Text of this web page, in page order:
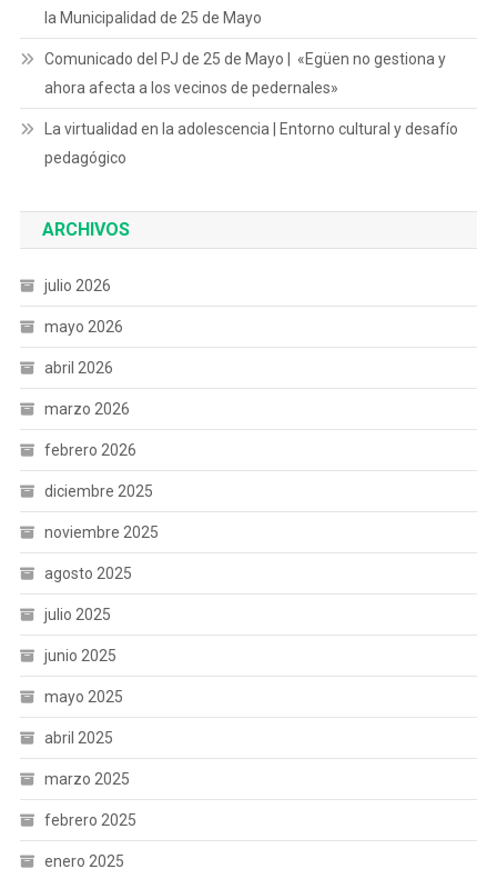
la Municipalidad de 25 de Mayo
Comunicado del PJ de 25 de Mayo | «Egüen no gestiona y
ahora afecta a los vecinos de pedernales»
La virtualidad en la adolescencia | Entorno cultural y desafío
pedagógico
ARCHIVOS
julio 2026
mayo 2026
abril 2026
marzo 2026
febrero 2026
diciembre 2025
noviembre 2025
agosto 2025
julio 2025
junio 2025
mayo 2025
abril 2025
marzo 2025
febrero 2025
enero 2025